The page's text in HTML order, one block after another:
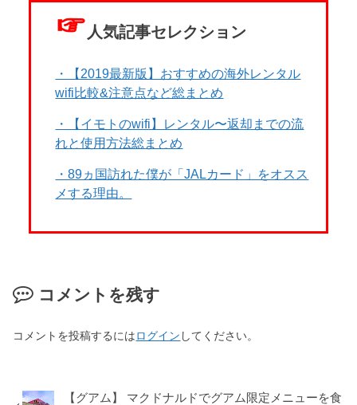
☞ 人気記事セレクション
・【2019最新版】おすすめの海外レンタル
wifi比較&注意点など総まとめ
・【イモトのwifi】レンタル〜返却までの流
れと使用方法総まとめ
・89ヵ国訪れた僕が「JALカード」をオスス
メする理由。
コメントを残す
コメントを投稿するにはログイン してください。
【グアム】 マクドナルドでグアム限定メニューを食